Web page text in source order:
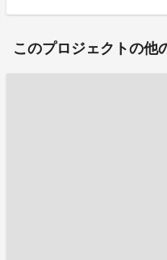
このプロジェクトの他